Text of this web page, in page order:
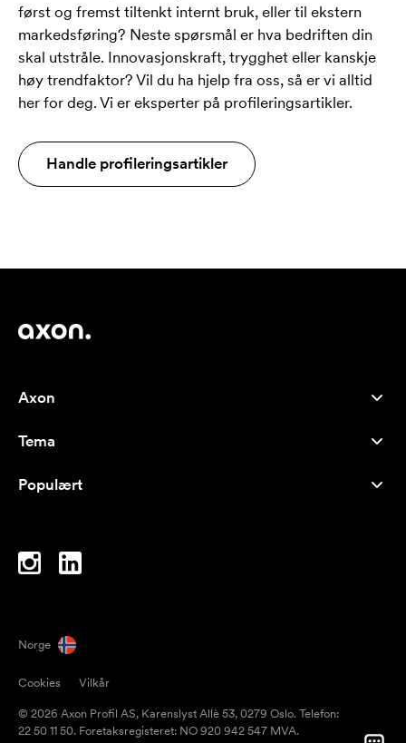
først og fremst tiltenkt internt bruk, eller til ekstern
markedsføring? Neste spørsmål er hva bedriften din
skal utstråle. Innovasjonskraft, trygghet eller kanskje
høy trendfaktor? Vil du ha hjelp fra oss, så er vi alltid
her for deg. Vi er eksperter på profileringsartikler.
Handle profileringsartikler
Axon
Om oss
Careers
Tema
Bestselgere
Inspirasjon
Populært
Notatblokker
Paraplyer
Norge
Cookies
Vilkår
© 2026 Axon Profil AS, Karenslyst Allè 53, 0279 Oslo. Telefon:
22 50 11 50. Foretaksregisteret: NO 920 942 547 MVA.